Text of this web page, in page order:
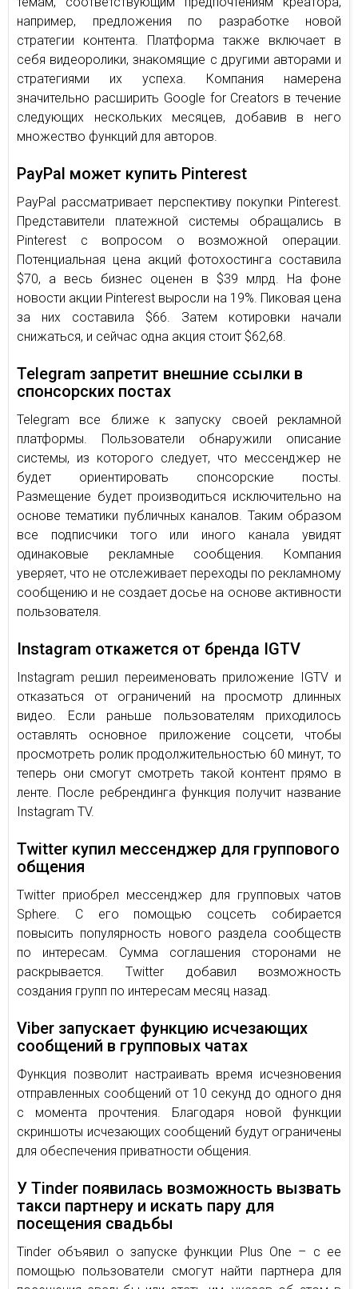
например, предложения по разработке новой
стратегии контента. Платформа также включает в
себя видеоролики, знакомящие с другими авторами и
стратегиями их успеха. Компания намерена
значительно расширить Google for Creators в течение
следующих нескольких месяцев, добавив в него
множество функций для авторов.
PayPal может купить Pinterest
PayPal рассматривает перспективу покупки Pinterest.
Представители платежной системы обращались в
Pinterest с вопросом о возможной операции.
Потенциальная цена акций фотохостинга составила
$70, а весь бизнес оценен в $39 млрд. На фоне
новости акции Pinterest выросли на 19%. Пиковая цена
за них составила $66. Затем котировки начали
снижаться, и сейчас одна акция стоит $62,68.
Telegram запретит внешние ссылки в
спонсорских постах
Telegram все ближе к запуску своей рекламной
платформы. Пользователи обнаружили описание
системы, из которого следует, что мессенджер не
будет ориентировать спонсорские посты.
Размещение будет производиться исключительно на
основе тематики публичных каналов. Таким образом
все подписчики того или иного канала увидят
одинаковые рекламные сообщения. Компания
уверяет, что не отслеживает переходы по рекламному
сообщению и не создает досье на основе активности
пользователя.
Instagram откажется от бренда IGTV
Instagram решил переименовать приложение IGTV и
отказаться от ограничений на просмотр длинных
видео. Если раньше пользователям приходилось
оставлять основное приложение соцсети, чтобы
просмотреть ролик продолжительностью 60 минут, то
теперь они смогут смотреть такой контент прямо в
ленте. После ребрендинга функция получит название
Instagram TV.
Twitter купил мессенджер для группового
общения
Twitter приобрел мессенджер для групповых чатов
Sphere. С его помощью соцсеть собирается
повысить популярность нового раздела сообществ
по интересам. Сумма соглашения сторонами не
раскрывается. Twitter добавил возможность
создания групп по интересам месяц назад.
Viber запускает функцию исчезающих
сообщений в групповых чатах
Функция позволит настраивать время исчезновения
отправленных сообщений от 10 секунд до одного дня
с момента прочтения. Благодаря новой функции
скриншоты исчезающих сообщений будут ограничены
для обеспечения приватности общения.
У Tinder появилась возможность вызвать
такси партнеру и искать пару для
посещения свадьбы
Tinder объявил о запуске функции Plus One – с ее
помощью пользователи смогут найти партнера для